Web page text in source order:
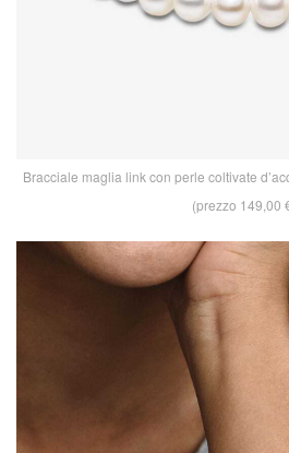
Bracciale maglia link con perle coltivate
(prezzo 149,00